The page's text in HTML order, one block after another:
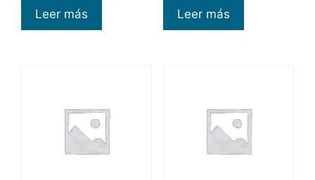
Leer más Leer más